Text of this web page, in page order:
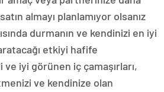
almayı planlamıyor olsanız
durmanın ve kendinizi en iyi
etkiyi hafife
ve iyi görünen iç çamaşırları,
ve kendinize olan